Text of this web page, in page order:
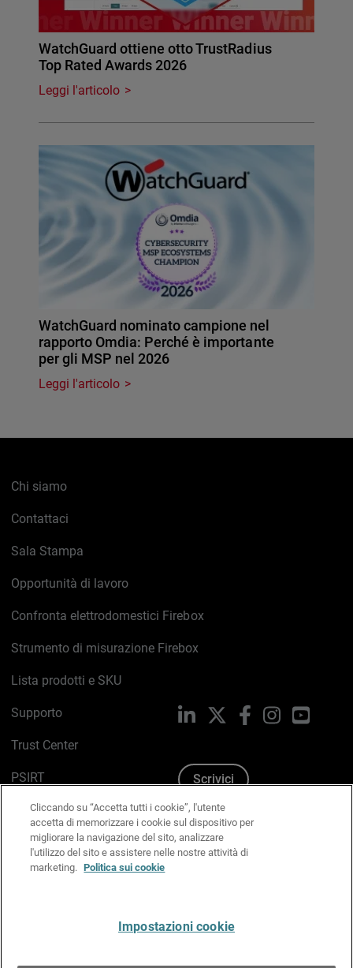
WatchGuard ottiene otto TrustRadius
Top Rated Awards 2026
Leggi l'articolo
WatchGuard nominato campione nel
rapporto Omdia: Perché è importante
per gli MSP nel 2026
Leggi l'articolo
Chi siamo
Contattaci
Sala Stampa
Opportunità di lavoro
Confronta elettrodomestici Firebox
Strumento di misurazione Firebox
Lista prodotti e SKU
Supporto
Trust Center
PSIRT
Politica sui cookie
Informativa sulla privacy
Kit Media & Brand
LinkedIn FacebookInstagram
Scrivici
Cliccando su “Accetta tutti i cookie”, l'utente
accetta di memorizzare i cookie sul dispositivo per
migliorare la navigazione del sito, analizzare
l'utilizzo del sito e assistere nelle nostre attività di
marketing. Politica sui cookie
Impostazioni cookie